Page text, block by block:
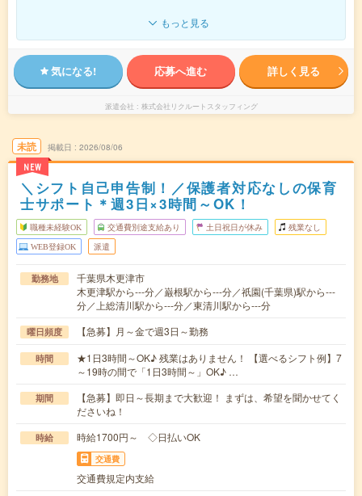
もっと見る
気になる! 応募へ進む 詳しく見る
派遣会社 株式会社リクルートスタッフィング
未読
NEW
掲載日 2026/08/06
＼シフト自己申告制！／保護者対応なしの保育
士サポート＊週3日×3時間～OK！
職種未経験OK 交通費別途支給あり 土日祝日が休み 残業なし
WEB登録OK 派遣
勤務地
千葉県木更津市
木更津駅から---分／巌根駅から---分／祇園(千葉県)駅から---
分／上総清川駅から---分／東清川駅から---分
曜日頻度 【急募】月～金で週3日～勤務
時間
★1日3時間～OK♪ 残業はありません！ 【選べるシフト例】7
～19時の間で「1日3時間～」OK♪ …
期間
【急募】即日～長期まで大歓迎！ まずは、希望を聞かせてく
ださいね！
時給 時給1700円～ ◇日払いOK
交通費
交通費規定内支給